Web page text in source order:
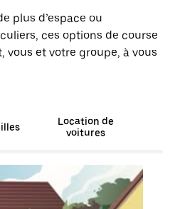
plus d’espace ou
ces options de course
vous et votre groupe, à vous
Location de
voitures